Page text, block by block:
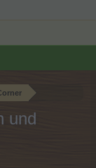
und